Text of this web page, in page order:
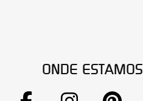
ONDE ESTAMOS